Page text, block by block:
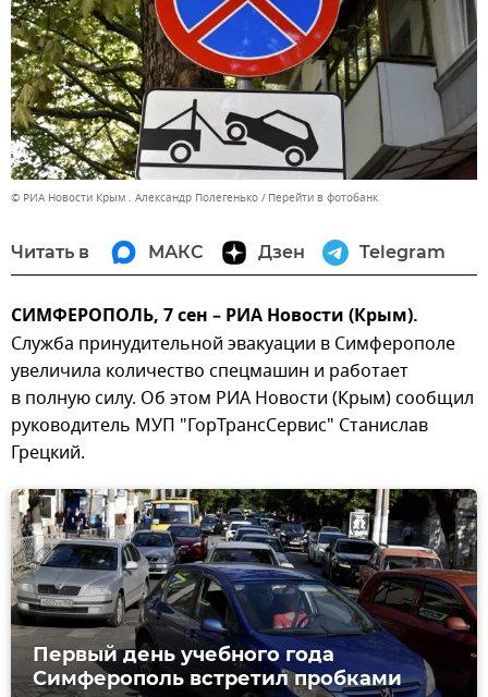
© РИА Новости Крым . Александр Полегенько Перейти в фотобанк
Читать в МАКС Дзен Telegram
СИМФЕРОПОЛЬ, 7 сен – РИА Новости (Крым).
Служба принудительной эвакуации в Симферополе
увеличила количество спецмашин и работает
в полную силу. Об этом РИА Новости (Крым) сообщил
руководитель МУП "ГорТрансСервис" Станислав
Грецкий.
Первый день учебного года
Симферополь встретил пробками